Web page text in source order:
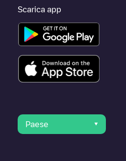
Scarica app
Paese